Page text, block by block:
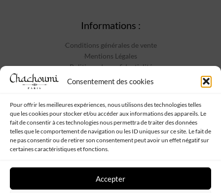
Consentement des cookies
Pour offrir les meilleures expériences, nous utilisons des technologies telles
que les cookies pour stocker et/ou accéder aux informations des appareils. Le
fait de consentir à ces technologies nous permettra de traiter des données
telles que le comportement de navigation ou les ID uniques sur ce site. Le fait de
ne pas consentir ou de retirer son consentement peut avoir un effet négatif sur
certaines caractéristiques et fonctions.
Accepter
Informations :
Conditions générales de vente
Mentions Légales
Politique de confidentialité
Contact
Suivez-nous :